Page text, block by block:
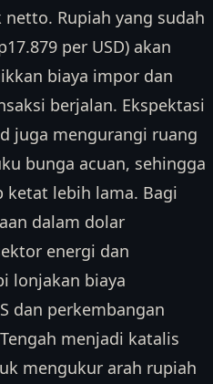
Rupiah yang sudah
per USD) akan
biaya impor dan
berjalan. Ekspektasi
juga mengurangi ruang
bunga acuan, sehingga
lebih lama. Bagi
dalam dolar
energi dan
lonjakan biaya
dan perkembangan
menjadi katalis
mengukur arah rupiah